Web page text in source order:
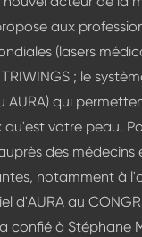
aux
(lasers
; le
AURA) qui
votre peau.
des médecins
notamment à
d'AURA au
confié à Stéphane